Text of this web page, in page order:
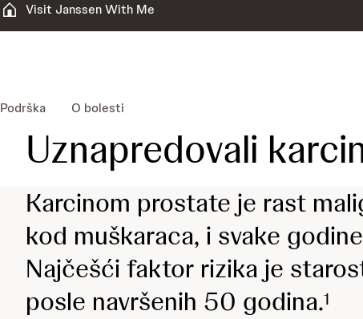
Visit Janssen With Me
Podrška O bolesti
Uznapredovali
Karcinom prostate je rast
kod muškaraca, i svake
Najčešći faktor rizika je
posle navršenih 50 godina.1